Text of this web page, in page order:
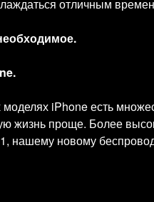
отличным
моделях iPhone есть
жизнь проще. Более
нашему новому